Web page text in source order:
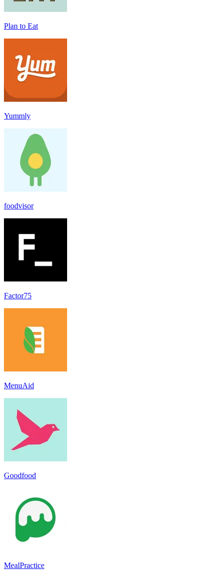
Plan to Eat
Yummly
foodvisor
Factor75
MenuAid
Goodfood
MealPractice